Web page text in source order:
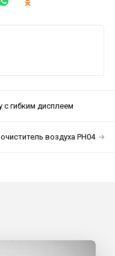
гибким дисплеем
воздуха PH04